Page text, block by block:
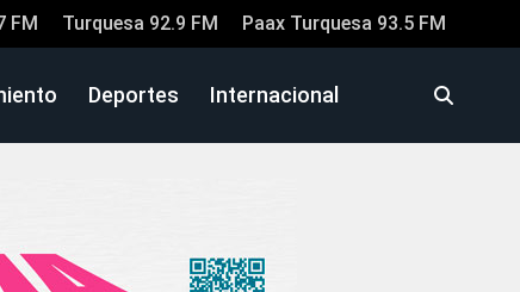
FM Turquesa 92.9 FM Paax Turquesa 93.5 FM
Deportes Internacional